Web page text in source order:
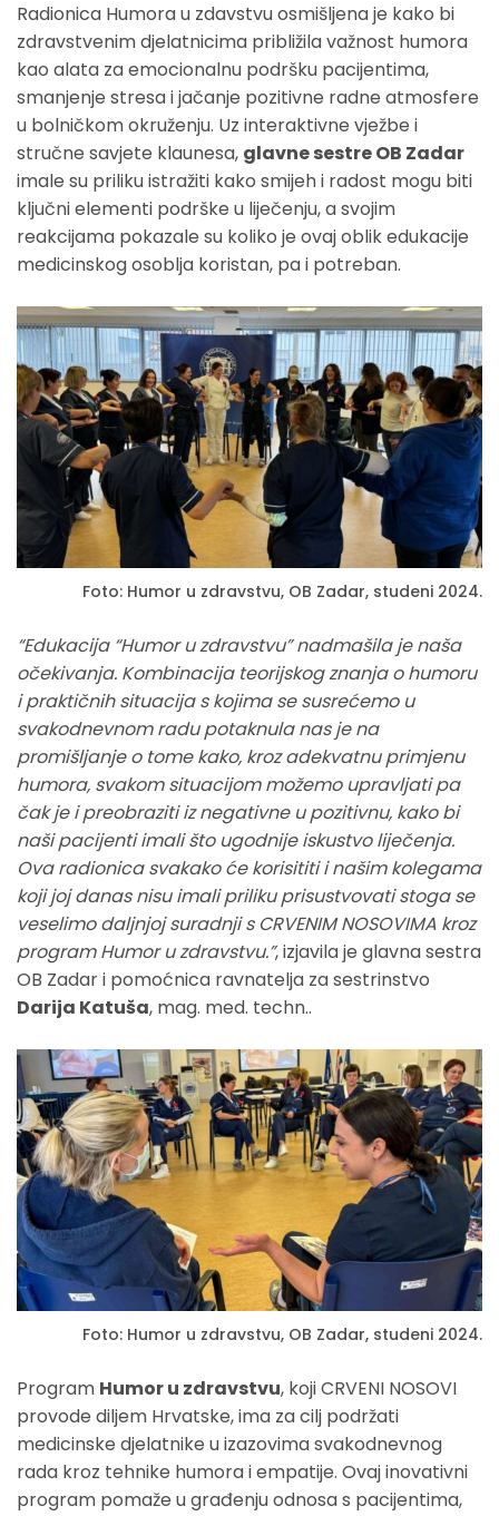
Radionica Humora u zdavstvu osmišljena je kako bi
zdravstvenim djelatnicima približila važnost humora
kao alata za emocionalnu podršku pacijentima,
smanjenje stresa i jačanje pozitivne radne atmosfere
u bolničkom okruženju. Uz interaktivne vježbe i
stručne savjete klaunesa, glavne sestre OB Zadar
imale su priliku istražiti kako smijeh i radost mogu biti
ključni elementi podrške u liječenju, a svojim
reakcijama pokazale su koliko je ovaj oblik edukacije
medicinskog osoblja koristan, pa i potreban.
Foto: Humor u zdravstvu, OB Zadar, studeni 2024.
“Edukacija “Humor u zdravstvu” nadmašila je naša
očekivanja. Kombinacija teorijskog znanja o humoru
i praktičnih situacija s kojima se susrećemo u
svakodnevnom radu potaknula nas je na
promišljanje o tome kako, kroz adekvatnu primjenu
humora, svakom situacijom možemo upravljati pa
čak je i preobraziti iz negativne u pozitivnu, kako bi
naši pacijenti imali što ugodnije iskustvo liječenja.
Ova radionica svakako će korisititi i našim kolegama
koji joj danas nisu imali priliku prisustvovati stoga se
veselimo daljnjoj suradnji s CRVENIM NOSOVIMA kroz
program Humor u zdravstvu.”, izjavila je glavna sestra
OB Zadar i pomoćnica ravnatelja za sestrinstvo
Darija Katuša, mag. med. techn..
Foto: Humor u zdravstvu, OB Zadar, studeni 2024.
Program Humor u zdravstvu, koji CRVENI NOSOVI
provode diljem Hrvatske, ima za cilj podržati
medicinske djelatnike u izazovima svakodnevnog
rada kroz tehnike humora i empatije. Ovaj inovativni
program pomaže u građenju odnosa s pacijentima,